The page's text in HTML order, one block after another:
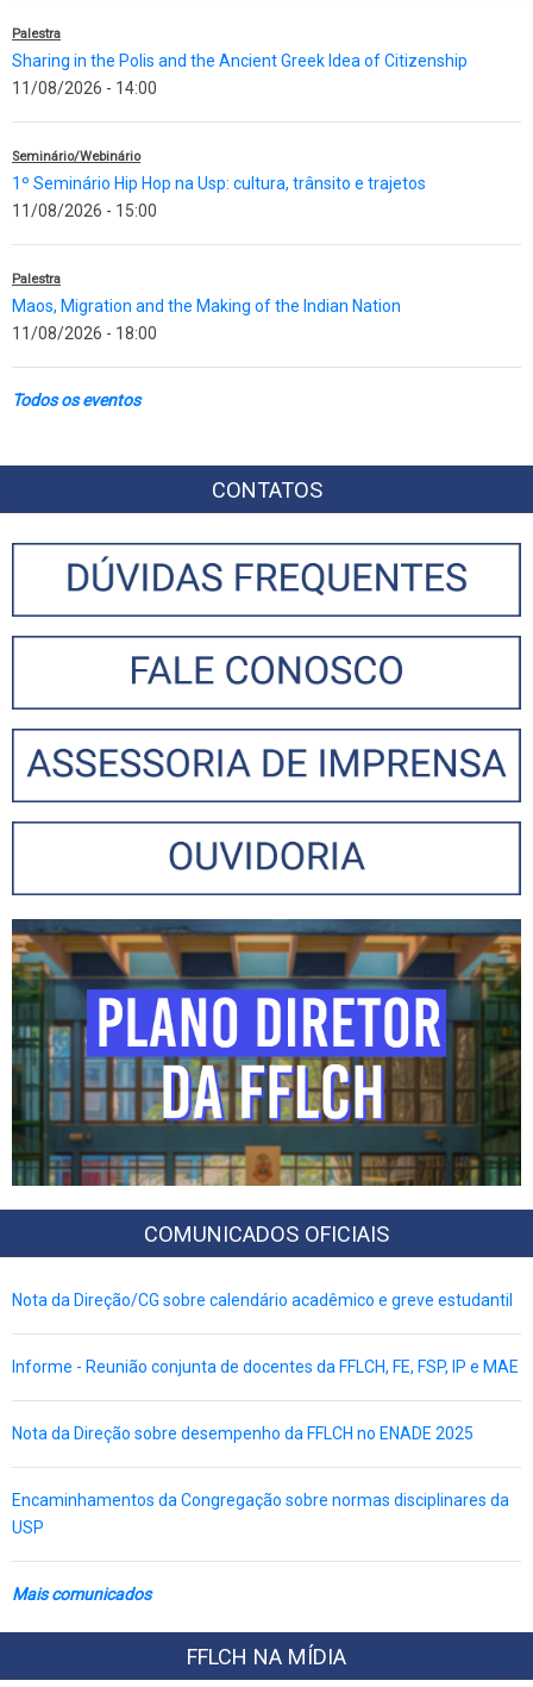
Palestra
Sharing in the Polis and the Ancient Greek Idea of Citizenship
11/08/2026 - 14:00
Seminário/Webinário
1º Seminário Hip Hop na Usp: cultura, trânsito e trajetos
11/08/2026 - 15:00
Palestra
Maos, Migration and the Making of the Indian Nation
11/08/2026 - 18:00
Todos os eventos
CONTATOS
COMUNICADOS OFICIAIS
Nota da Direção/CG sobre calendário acadêmico e greve estudantil
Informe - Reunião conjunta de docentes da FFLCH, FE, FSP, IP e MAE
Nota da Direção sobre desempenho da FFLCH no ENADE 2025
Encaminhamentos da Congregação sobre normas disciplinares da
USP
Mais comunicados
FFLCH NA MÍDIA